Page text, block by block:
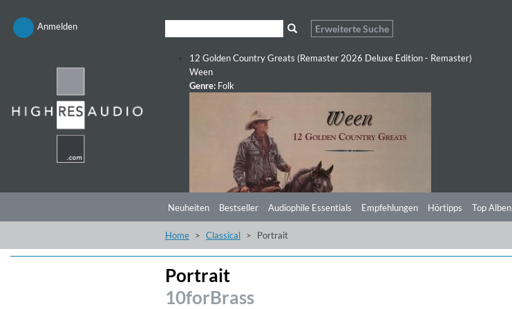
Anmelden Erweiterte Suche
12 Golden Country Greats (Remaster 2026 Deluxe Edition - Remaster)
Ween
Genre: Folk
Neuheiten Bestseller Audiophile Essentials Empfehlungen Hörtipps Top Alben
Home Classical Portrait
Portrait
10forBrass